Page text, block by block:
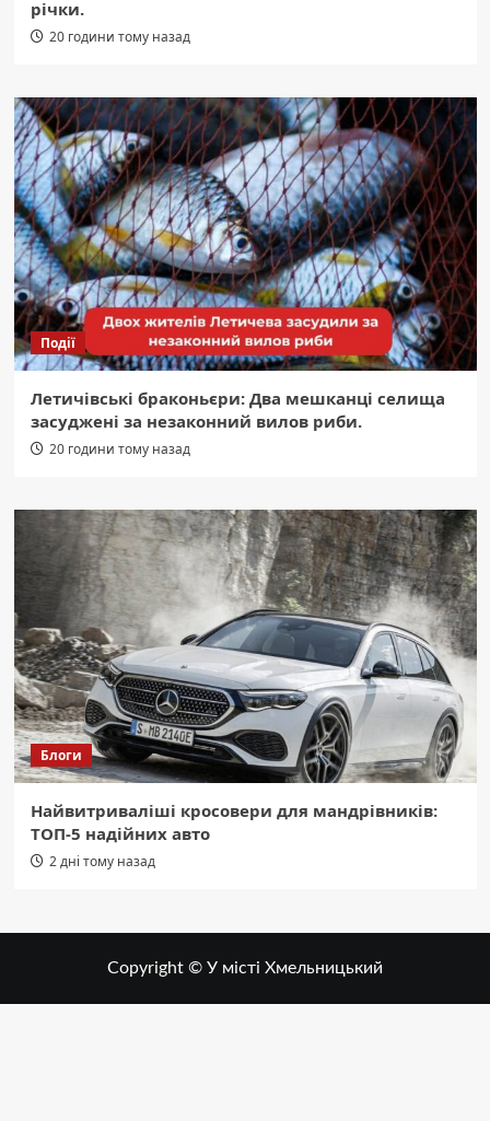
річки.
20 години тому назад
Події
Летичівські браконьєри: Два мешканці селища
засуджені за незаконний вилов риби.
20 години тому назад
Блоги
Найвитриваліші кросовери для мандрівників:
ТОП-5 надійних авто
2 дні тому назад
Copyright © У місті Хмельницький